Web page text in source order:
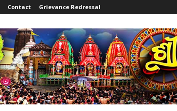
Contact Grievance Redressal